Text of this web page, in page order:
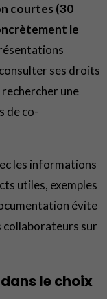
courtes (30
le
ses droits
une
de co-
les informations
utiles, exemples
évite
collaborateurs sur
le choix